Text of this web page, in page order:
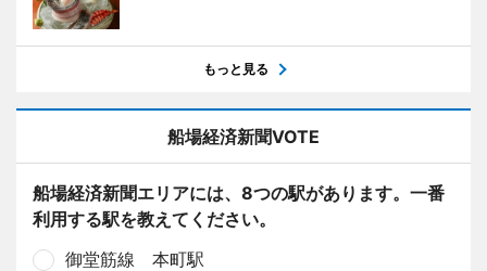
もっと見る
船場経済新聞VOTE
船場経済新聞エリアには、8つの駅があります。一番
利用する駅を教えてください。
御堂筋線 本町駅